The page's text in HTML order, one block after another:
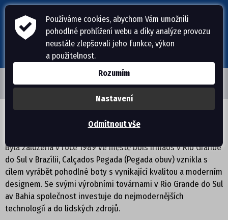
ÚVODNÍ STRÁNKA
PANTOFLE, ŽABKY
DOMÁCÍ OBUV
SPOLEČNOST PEGADA
Byla založena v roce 1989 ve městě Dois Irmãos v Rio Grande
do Sul v Brazílii, Calçados Pegada (Pegada obuv) vznikla s
cílem vyrábět pohodlné boty s vynikající kvalitou a moderním
designem. Se svými výrobními továrnami v Rio Grande do Sul
av Bahia společnost investuje do nejmodernějších
technologií a do lidských zdrojů.
Používáme cookies, abychom Vám umožnili
pohodlné prohlížení webu a díky analýze provozu
neustále zlepšovali jeho funkce, výkon
a použitelnost.
Rozumím
Nastavení
Odmítnout vše